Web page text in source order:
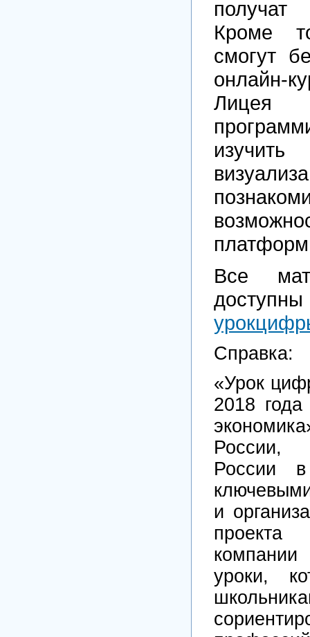
Кроме
смогут
Все
Справка:
«Урок
2018
России,
России
и
уроки,